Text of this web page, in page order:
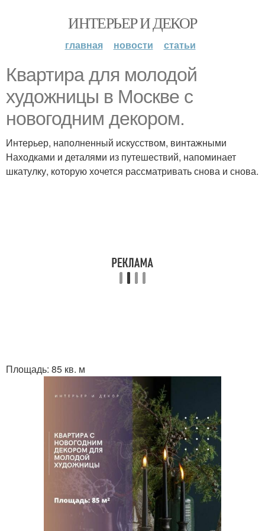
ИНТЕРЬЕР И ДЕКОР
главная новости статьи
Квартира для молодой
художницы в Москве с
новогодним декором.
Интерьер, наполненный искусством, винтажными
Находками и деталями из путешествий, напоминает
шкатулку, которую хочется рассматривать снова и снова.
Площадь: 85 кв. м